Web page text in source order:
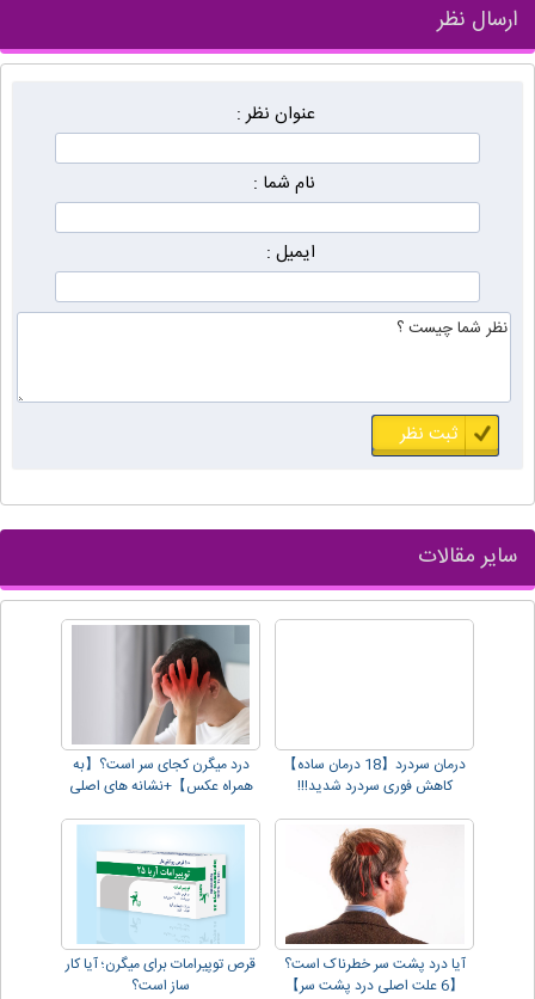
ارسال نظر
عنوان نظر :
نام شما :
ایمیل :
سایر مقالات
درمان سردرد【18 درمان ساده】
کاهش فوری سردرد شدید!!!
درد میگرن کجای سر است؟【به
همراه عکس】+نشانه های اصلی
آیا درد پشت سر خطرناک است؟
【6 علت اصلی درد پشت سر】
قرص توپیرامات برای میگرن؛ آیا کار
ساز است؟